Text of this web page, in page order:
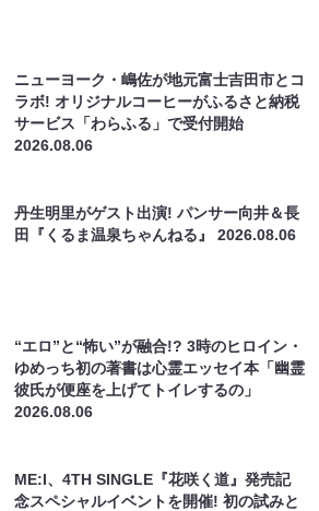
ニューヨーク・嶋佐が地元富士吉田市とコ
ラボ! オリジナルコーヒーがふるさと納税
サービス「わらふる」で受付開始
2026.08.06
丹生明里がゲスト出演! パンサー向井＆長
田『くるま温泉ちゃんねる』2026.08.06
“エロ”と“怖い”が融合!? 3時のヒロイン・
ゆめっち初の著書は心霊エッセイ本「幽霊
彼氏が便座を上げてトイレするの」
2026.08.06
ME:I、4TH SINGLE『花咲く道』発売記
念スペシャルイベントを開催! 初の試みと